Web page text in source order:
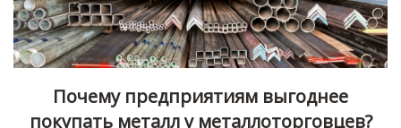
Почему предприятиям выгоднее
покупать металл у металлоторговцев?